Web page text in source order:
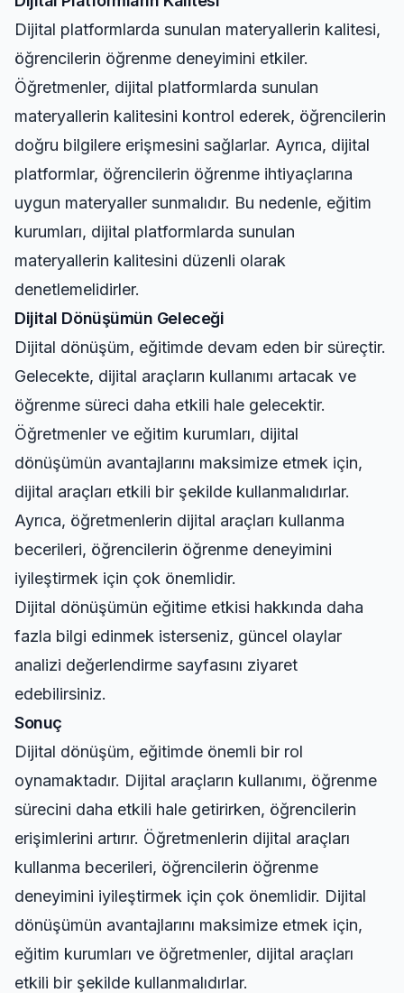
Dijital platformlarda sunulan materyallerin kalitesi,
öğrencilerin öğrenme deneyimini etkiler.
Öğretmenler, dijital platformlarda sunulan
materyallerin kalitesini kontrol ederek, öğrencilerin
doğru bilgilere erişmesini sağlarlar. Ayrıca, dijital
platformlar, öğrencilerin öğrenme ihtiyaçlarına
uygun materyaller sunmalıdır. Bu nedenle, eğitim
kurumları, dijital platformlarda sunulan
materyallerin kalitesini düzenli olarak
denetlemelidirler.
Dijital Dönüşümün Geleceği
Dijital dönüşüm, eğitimde devam eden bir süreçtir.
Gelecekte, dijital araçların kullanımı artacak ve
öğrenme süreci daha etkili hale gelecektir.
Öğretmenler ve eğitim kurumları, dijital
dönüşümün avantajlarını maksimize etmek için,
dijital araçları etkili bir şekilde kullanmalıdırlar.
Ayrıca, öğretmenlerin dijital araçları kullanma
becerileri, öğrencilerin öğrenme deneyimini
iyileştirmek için çok önemlidir.
Dijital dönüşümün eğitime etkisi hakkında daha
fazla bilgi edinmek isterseniz, güncel olaylar
analizi değerlendirme sayfasını ziyaret
edebilirsiniz.
Sonuç
Dijital dönüşüm, eğitimde önemli bir rol
oynamaktadır. Dijital araçların kullanımı, öğrenme
sürecini daha etkili hale getirirken, öğrencilerin
erişimlerini artırır. Öğretmenlerin dijital araçları
kullanma becerileri, öğrencilerin öğrenme
deneyimini iyileştirmek için çok önemlidir. Dijital
dönüşümün avantajlarını maksimize etmek için,
eğitim kurumları ve öğretmenler, dijital araçları
etkili bir şekilde kullanmalıdırlar.